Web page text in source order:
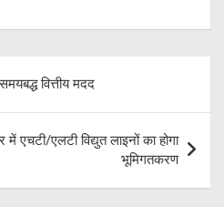
ar
वित्तीय मदद
एचटी/एलटी विद्युत लाइनों का होगा
भूमिगतकरण